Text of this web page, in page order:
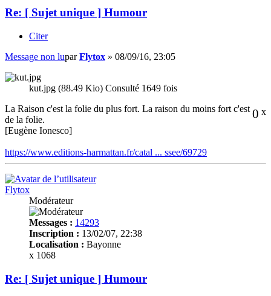
Re: [ Sujet unique ] Humour
Citer
Message non luparFlytox » 08/09/16, 23:05
kut.jpg (88.49 Kio) Consulté 1649 fois
0 x
La Raison c'est la folie du plus fort. La raison du moins fort c'est
de la folie.
[Eugène Ionesco]
https://www.editions-harmattan.fr/catal ... ssee/69729
Flytox
Modérateur
Messages : 14293
Inscription : 13/02/07, 22:38
Localisation : Bayonne
x 1068
Re: [ Sujet unique ] Humour